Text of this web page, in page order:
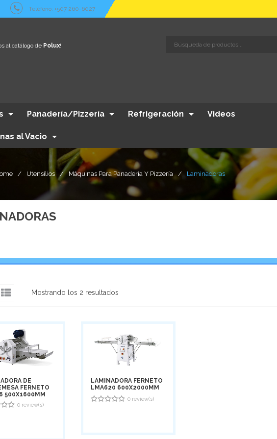
Teléfono: +507 260-6027
al catálogo de Polux!
Panadería/Pizzería Refrigeración Videos
al Vacio
/ Utensilios / Máquinas Para Panadería Y Pizzería / Laminadoras
Mostrando los 2 resultados
DE
FERNETO
500X1600MM
0 review(s)
LAMINADORA FERNETO
LMA620 600X2000MM
0 review(s)